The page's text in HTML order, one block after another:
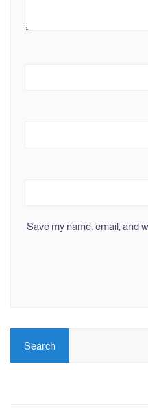
Save my name, email, and